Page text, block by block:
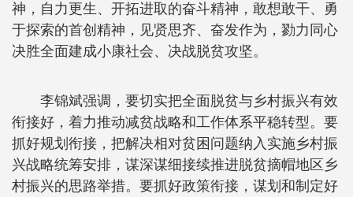
神，自力更生、开拓进取的奋斗精神，敢想敢干、勇
于探索的首创精神，见贤思齐、奋发作为，勠力同心
决胜全面建成小康社会、决战脱贫攻坚。
李锦斌强调，要切实把全面脱贫与乡村振兴有效
衔接好，着力推动减贫战略和工作体系平稳转型。要
抓好规划衔接，把解决相对贫困问题纳入实施乡村振
兴战略统筹安排，谋深谋细接续推进脱贫摘帽地区乡
村振兴的思路举措。要抓好政策衔接，谋划和制定好